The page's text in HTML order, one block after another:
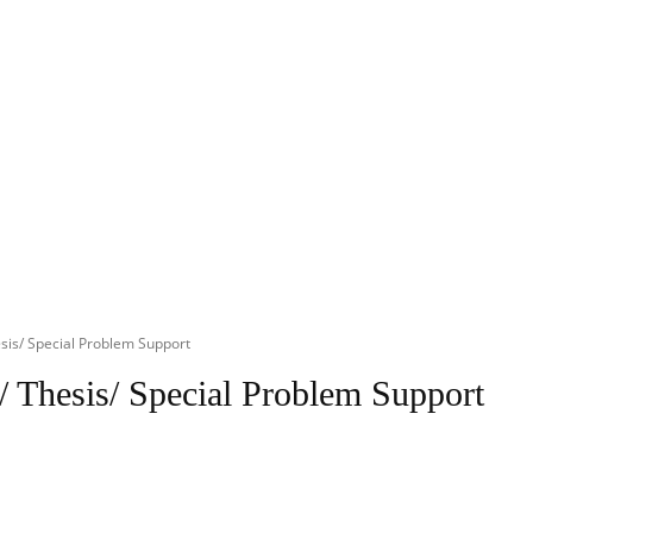
Special Problem Support
Thesis/ Special Problem Support